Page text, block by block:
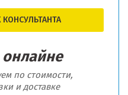
по стоимости,
и доставке